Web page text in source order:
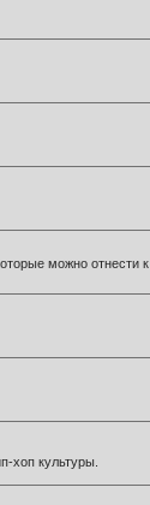
можно отнести к
хоп культуры.